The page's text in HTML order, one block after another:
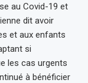
au Covid-19 et
dit avoir
et aux enfants
si
les cas urgents
à bénéficier